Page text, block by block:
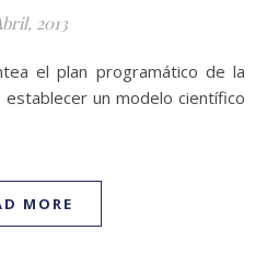
2013
un modelo científico
MORE